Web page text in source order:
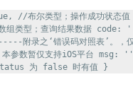
//布尔类型；操作成功状态
型；查询结果数据 code:
-----附录之‘错误码对照表’。
参数暂仅支持iOS平台 msg:
为 false 时有值 }